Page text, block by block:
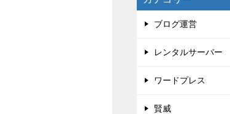
ブログ運営
レンタルサーバー
ワードプレス
賢威